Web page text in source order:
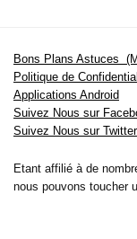
Bons Plans Astuces
Politique de
Applications Android
Suivez Nous sur
Suivez Nous sur Twitter
Etant affilié à de
nous pouvons toucher